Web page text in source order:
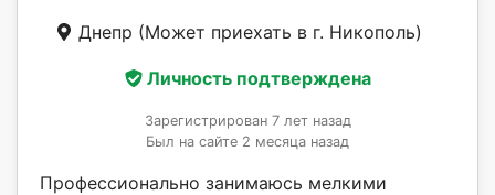
Днепр (Может приехать в г. Никополь)
Личность подтверждена
Зарегистрирован 7 лет назад
Был на сайте 2 месяца назад
Профессионально занимаюсь мелкими